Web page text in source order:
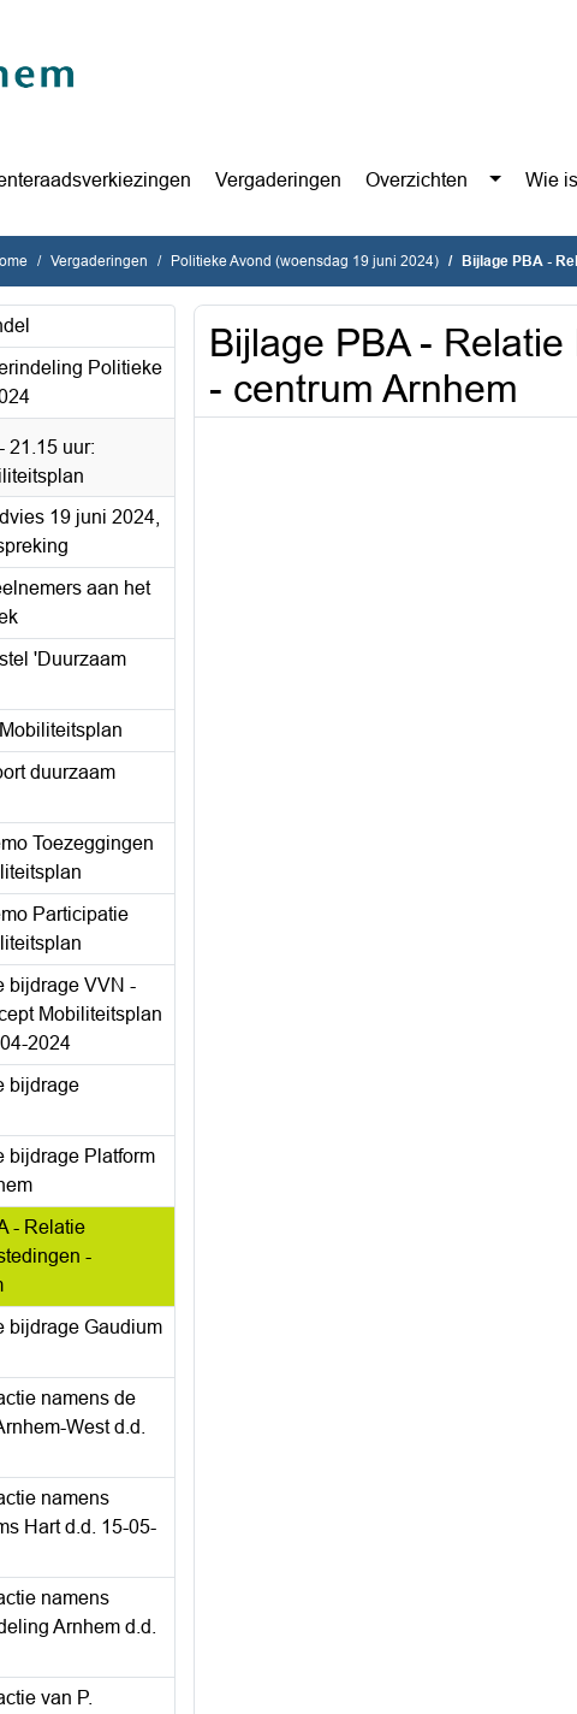
Vergaderingen Overzichten Wie
Vergaderingen Politieke Avond (woensdag 19 juni 2024) Bijlage PBA -
Politieke
21.15 uur:
19 juni 2024,
aan het
'Duurzaam
duurzaam
Toezeggingen
Participatie
bijdrage VVN -
Mobiliteitsplan
2024
bijdrage
bijdrage Platform
- Relatie
-
bijdrage Gaudium
namens de
West d.d.
namens
Hart d.d. 15-05-
namens
Arnhem d.d.
van P.
Bijlage PBA -
- centrum Arnhem